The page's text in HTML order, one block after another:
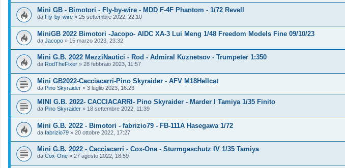
Mini GB - Bimotori - Fly-by-wire - MDD F-4F Phantom - 1/72 Revell
da Fly-by-wire » 25 settembre 2022, 22:10
MiniGB 2022 Bimotori -Jacopo- AIDC XA-3 Lui Meng 1/48 Freedom Models Fine 09/10/23
da Jacopo » 15 marzo 2023, 23:32
Mini G.B. 2022 MezziNautici - Rod - Admiral Kuznetsov - Trumpeter 1:350
da RodTheFixer » 28 febbraio 2023, 11:57
Mini GB2022-Cacciacarri-Pino Skyraider - AFV M18Hellcat
da Pino Skyraider » 3 luglio 2023, 16:23
MINI G.B. 2022- CACCIACARRI- Pino Skyraider - Marder I Tamiya 1/35 Finito
da Pino Skyraider » 18 settembre 2022, 11:39
Mini G.B. 2022 - Bimotori - fabrizio79 - FB-111A Hasegawa 1/72
da fabrizio79 » 20 ottobre 2022, 17:27
Mini G.B. 2022 - Cacciacarri - Cox-One - Sturmgeschutz IV 1/35 Tamiya
da Cox-One » 27 agosto 2022, 18:59